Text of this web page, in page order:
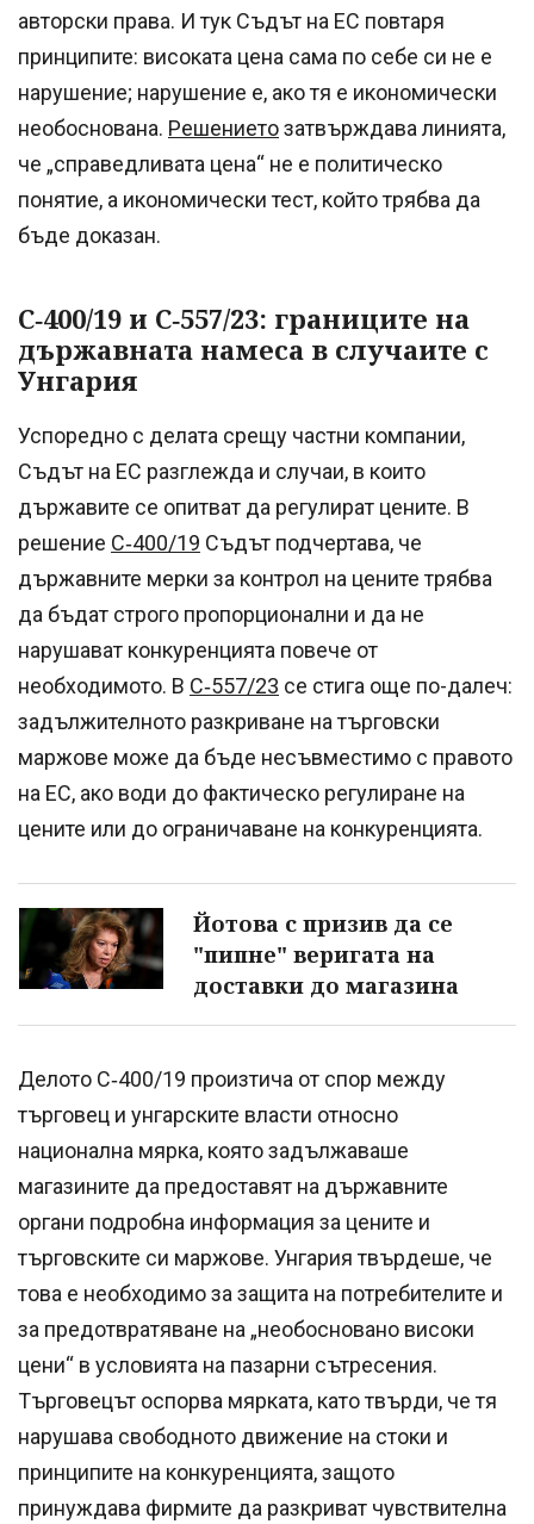
авторски права. И тук Съдът на ЕС повтаря
принципите: високата цена сама по себе си не е
нарушение; нарушение е, ако тя е икономически
необоснована. Решениетозатвърждава линията,
че „справедливата цена“ не е политическо
понятие, а икономически тест, който трябва да
бъде доказан.
C‑400/19 и C‑557/23: границите на
държавната намеса в случаите с
Унгария
Успоредно с делата срещу частни компании,
Съдът на ЕС разглежда и случаи, в които
държавите се опитват да регулират цените. В
решение C‑400/19 Съдът подчертава, че
държавните мерки за контрол на цените трябва
да бъдат строго пропорционални и да не
нарушават конкуренцията повече от
необходимото. В C‑557/23 се стига още по-далеч:
задължителното разкриване на търговски
маржове може да бъде несъвместимо с правото
на ЕС, ако води до фактическо регулиране на
цените или до ограничаване на конкуренцията.
Йотова с призив да се
"пипне" веригата на
доставки до магазина
Делото C‑400/19 произтича от спор между
търговец и унгарските власти относно
национална мярка, която задължаваше
магазините да предоставят на държавните
органи подробна информация за цените и
търговските си маржове. Унгария твърдеше, че
това е необходимо за защита на потребителите и
за предотвратяване на „необосновано високи
цени“ в условията на пазарни сътресения.
Търговецът оспорва мярката, като твърди, че тя
нарушава свободното движение на стоки и
принципите на конкуренцията, защото
принуждава фирмите да разкриват чувствителна